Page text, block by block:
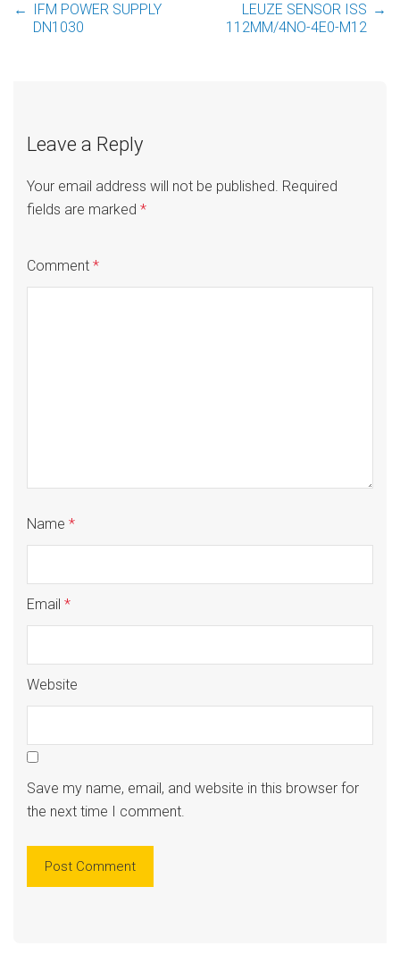
Post
← IFM POWER SUPPLY
DN1030
LEUZE SENSOR ISS
112MM/4NO-4E0-M12
→
Leave a Reply
Your email address will not be published. Required
fields are marked *
Comment *
Name *
Email *
Website
Save my name, email, and website in this browser for
the next time I comment.